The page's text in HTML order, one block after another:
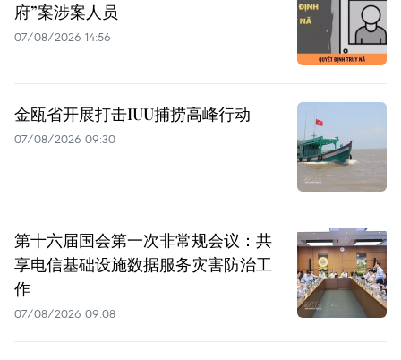
府”案涉案人员
07/08/2026 14:56
金瓯省开展打击IUU捕捞高峰行动
07/08/2026 09:30
第十六届国会第一次非常规会议：共
享电信基础设施数据服务灾害防治工
作
07/08/2026 09:08